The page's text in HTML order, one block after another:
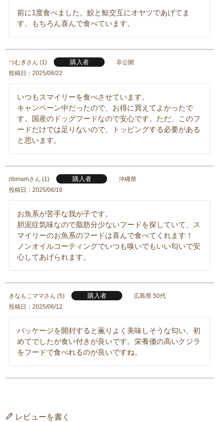
前に1度食べました。鮫と鯨交互にオヤツであげてま
す。もちろん喜んで食べています。
つむぎ 1 購入者
非公開
投稿日
2025/06/22
いつもスマイリーを食べさせています。
キャンペーン中だったので、お得に買えてよかったで
す。国産のドッグフードなので安心です。ただ、このフ
ードだけでは足りないので、トッピングする必要がある
と思います。
ribmam 1 購入者
沖縄県
投稿日
2025/06/16
お魚系が苦手な我が子です。
胆泥症気味なので脂肪分少ないフードを探していて、ス
マイリーのお魚系のフードは喜んで食べてくれます！
ノンオイルコーティングでいつも嗅いでもいい匂いで安
心してあげられます。
きなもこママ 5 購入者 広島県 50代
投稿日
2025/06/12
パッケージを開封すると薫りよく美味しそうな匂い、初
めてでしたが食い付きが良いです。栄養価の高いクジラ
をフードで食べれるのが良いですね。
レビューを書く